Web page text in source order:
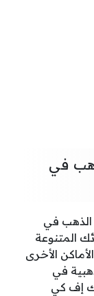
في
الذهب في
المتنوعة
الأخرى
في
إف كي